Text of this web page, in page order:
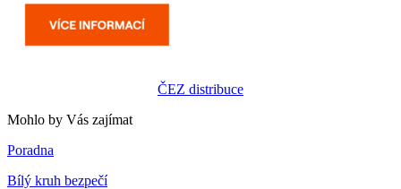
ČEZ distribuce
Mohlo by Vás zajímat
Poradna
Bílý kruh bezpečí